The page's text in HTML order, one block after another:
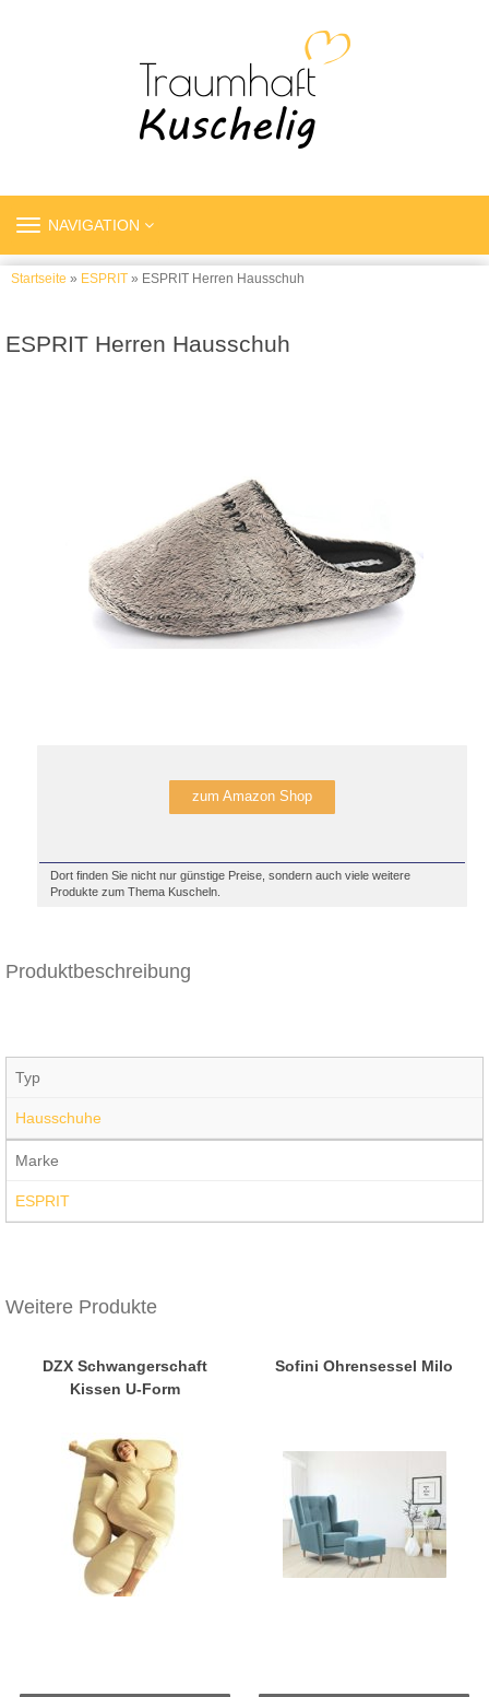
TOGGLE
NAVIGATION
Startseite » ESPRIT » ESPRIT Herren Hausschuh
ESPRIT Herren Hausschuh
zum Amazon Shop
Dort finden Sie nicht nur günstige Preise, sondern auch viele weitere
Produkte zum Thema Kuscheln.
Produktbeschreibung
Typ
Hausschuhe
Marke
ESPRIT
Weitere Produkte
DZX Schwangerschaft
Kissen U-Form
Sofini Ohrensessel Milo